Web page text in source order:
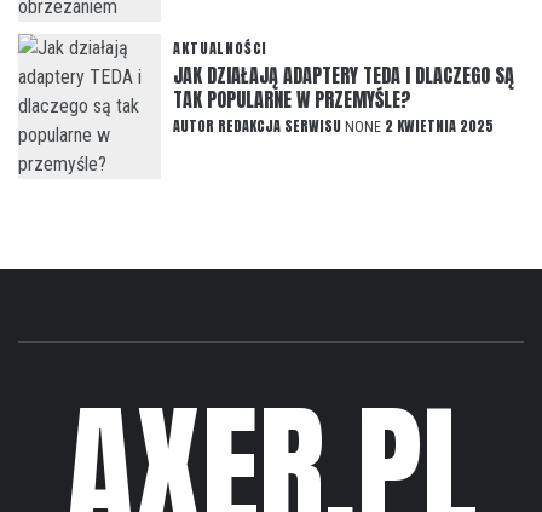
AKTUALNOŚCI
JAK DZIAŁAJĄ ADAPTERY TEDA I DLACZEGO SĄ
TAK POPULARNE W PRZEMYŚLE?
AUTOR REDAKCJA SERWISU NONE 2 KWIETNIA 2025
AXER.PL